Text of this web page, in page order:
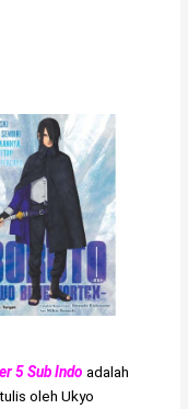
5 Sub Indo adalah
oleh Ukyo